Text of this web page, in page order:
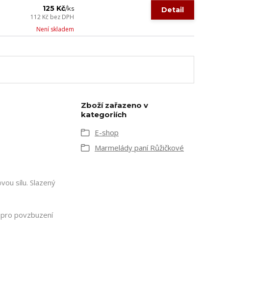
125 Kč/ks
112 Kč bez DPH
Není skladem
Detail
sílu. Slazený
povzbuzení
Zboží zařazeno v
kategoriích
E-shop
Marmelády paní Růžičkové